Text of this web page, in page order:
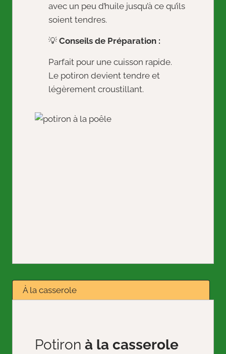
avec un peu d’huile jusqu’à ce qu’ils
soient tendres.
💡 Conseils de Préparation :
Parfait pour une cuisson rapide.
Le potiron devient tendre et
légèrement croustillant.
À la casserole
Potiron à la casserole